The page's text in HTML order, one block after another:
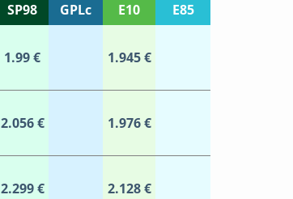
SP98 GPLc E10
E85
1.99 € 1.945 €
2.056 € 1.976 €
2.299 € 2.128 €